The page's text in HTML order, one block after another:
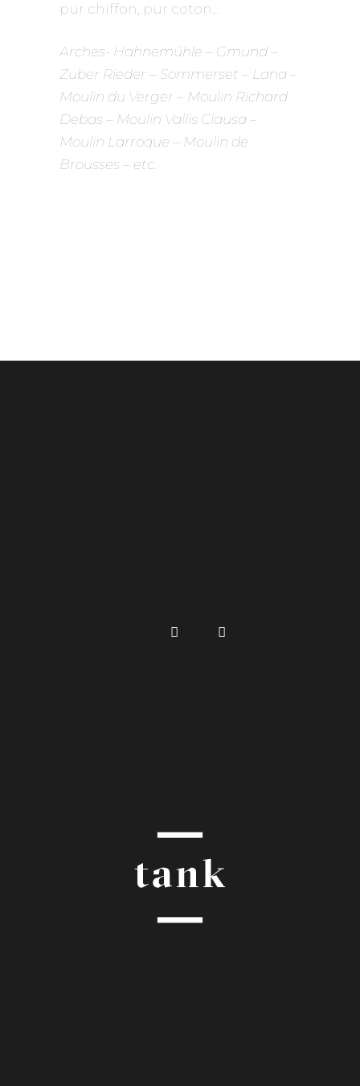
pur chiffon, pur coton…
Arches- Hahnemühle – Gmund –
Zuber Rieder – Sommerset – Lana –
Moulin du Verger – Moulin Richard
Debas – Moulin Vallis Clausa –
Moulin Larroque – Moulin de
Brousses – etc.